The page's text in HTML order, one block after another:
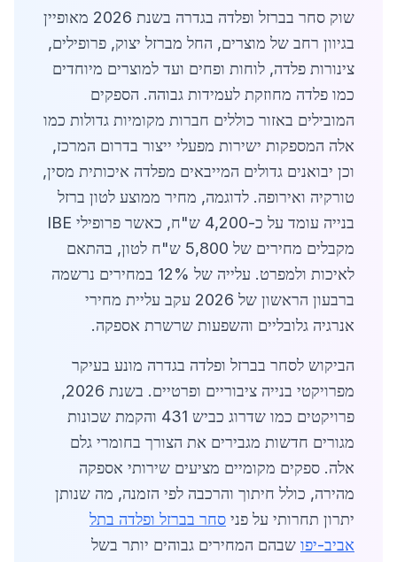
שוק סחר בברזל ופלדה בגדרה בשנת 2026 מאופיין
בגיוון רחב של מוצרים, החל מברזל יצוק, פרופילים,
צינורות פלדה, לוחות ופחים ועד למוצרים מיוחדים
כמו פלדה מחוזקת לעמידות גבוהה. הספקים
המובילים באזור כוללים חברות מקומיות גדולות כמו
אלה המספקות ישירות מפעלי ייצור בדרום המרכז,
וכן יבואנים גדולים המייבאים מפלדה איכותית מסין,
טורקיה ואירופה. לדוגמה, מחיר ממוצע לטון ברזל
בנייה עומד על כ-4,200 ש"ח, כאשר פרופילי IBE
מקבלים מחירים של 5,800 ש"ח לטון, בהתאם
לאיכות ולמפרט. עלייה של 12% במחירים נרשמה
ברבעון הראשון של 2026 עקב עליית מחירי
אנרגיה גלובליים והשפעות שרשרת אספקה.
הביקוש לסחר בברזל ופלדה בגדרה מונע בעיקר
מפרויקטי בנייה ציבוריים ופרטיים. בשנת 2026,
פרויקטים כמו שדרוג כביש 431 והקמת שכונות
מגורים חדשות מגבירים את הצורך בחומרי גלם
אלה. ספקים מקומיים מציעים שירותי אספקה
מהירה, כולל חיתוך והרכבה לפי הזמנה, מה שנותן
יתרון תחרותי על פני סחר בברזל ופלדה בתל
אביב-יפו שבהם המחירים גבוהים יותר בשל